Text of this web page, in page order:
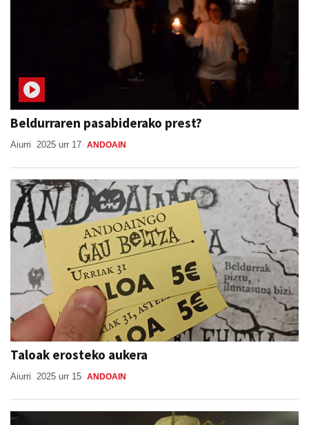
Beldurraren pasabiderako prest?
Aiurri 2025 urr 17 ANDOAIN
Taloak erosteko aukera
Aiurri 2025 urr 15 ANDOAIN